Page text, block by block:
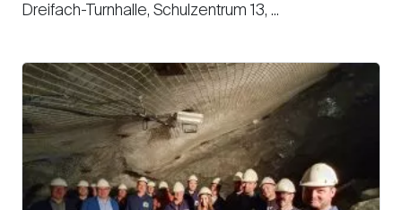
Dreifach-Turnhalle, Schulzentrum 13, ...